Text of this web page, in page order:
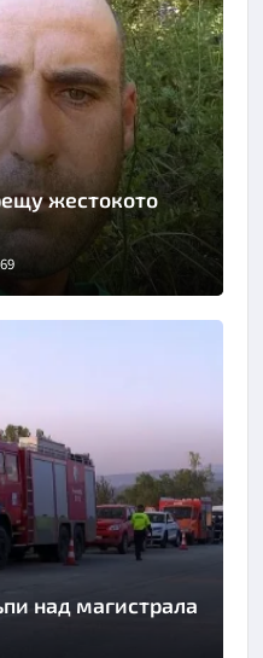
жестокото
над магистрала